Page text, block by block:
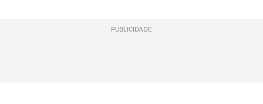
PUBLICIDADE